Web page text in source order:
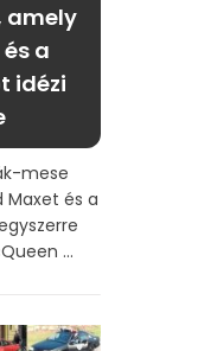
amely
a
idézi
mese
Maxet és a
...